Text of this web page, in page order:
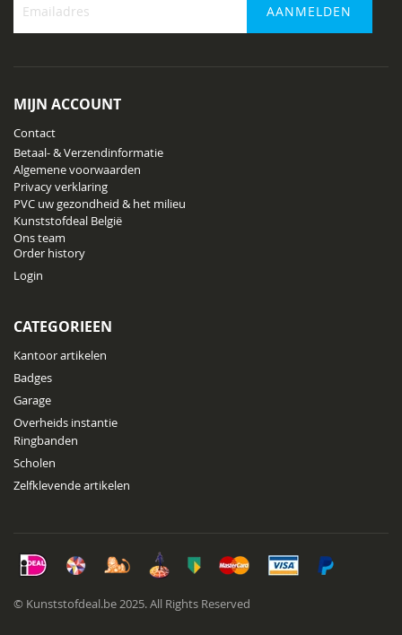
nieuwsbrief
AANMELDEN
MIJN ACCOUNT
Contact
Betaal- & Verzendinformatie
Algemene voorwaarden
Privacy verklaring
PVC uw gezondheid & het milieu
Kunststofdeal België
Ons team
Order history
Login
CATEGORIEEN
Kantoor artikelen
Badges
Garage
Overheids instantie
Ringbanden
Scholen
Zelfklevende artikelen
© Kunststofdeal.be 2025. All Rights Reserved